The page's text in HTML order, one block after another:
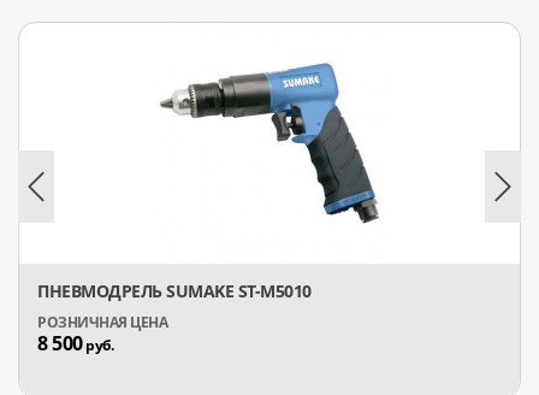
ПНЕВМОДРЕЛЬ SUMAKE ST-M5010
8 500руб.